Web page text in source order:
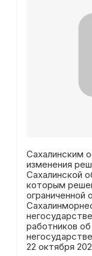
Сахалинским
изменения
Сахалинской
которым
работников
22 октября